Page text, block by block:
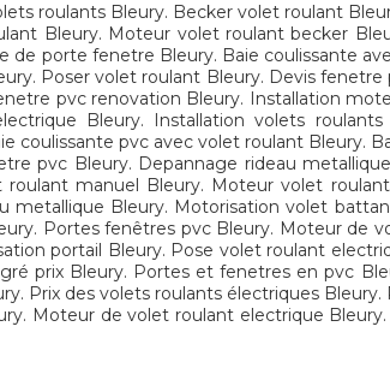
roulants Bleury. Becker volet roulant
Bleury. Moteur volet roulant becker
porte fenetre Bleury. Baie coulissante
Poser volet roulant Bleury. Devis
pvc renovation Bleury. Installation
Bleury. Installation volets
pvc avec volet roulant Bleury.
pvc Bleury. Depannage rideau
manuel Bleury. Moteur volet
Bleury. Motorisation volet
Portes fenêtres pvc Bleury. Moteur de
portail Bleury. Pose volet roulant
prix Bleury. Portes et fenetres en pvc
Prix des volets roulants électriques Bleury.
Moteur de volet roulant electrique